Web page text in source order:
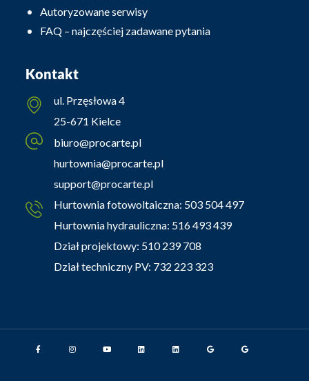
Autoryzowane serwisy
FAQ – najczęściej zadawane pytania
Kontakt
ul. Przęsłowa 4
25-671 Kielce
biuro@procarte.pl
hurtownia@procarte.pl
support@procarte.pl
Hurtownia fotowoltaiczna: 503 504 497
Hurtownia hydrauliczna: 516 493 439
Dział projektowy: 510 239 708
Dział techniczny PV: 732 223 323